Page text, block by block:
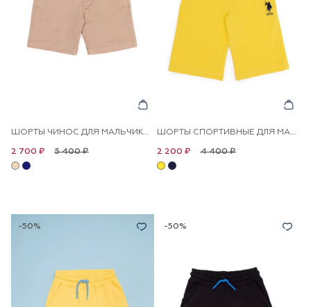
ШОРТЫ ЧИНОС ДЛЯ МАЛЬЧИКОВ
5 400 ₽
2 700 ₽
ШОРТЫ СПОРТИВНЫЕ ДЛЯ МАЛЬЧИКОВ
4 400 ₽
2 200 ₽
-50% -50%